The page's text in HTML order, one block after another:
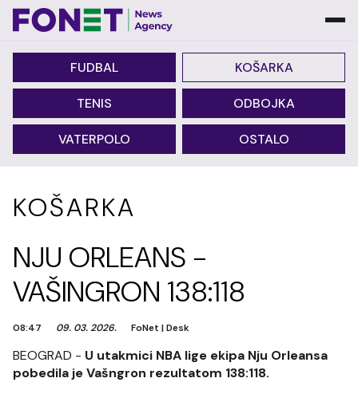
FUDBAL KOŠARKA
TENIS ODBOJKA
VATERPOLO OSTALO
KOŠARKA
NJU ORLEANS -
VAŠINGRON 138:118
08:47 09. 03. 2026. FoNet |Desk
BEOGRAD - U utakmici NBA lige ekipa Nju Orleansa
pobedila je Vašngron rezultatom 138:118.